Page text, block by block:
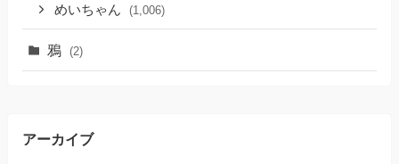
めいちゃん (1,006)
鴉 (2)
アーカイブ